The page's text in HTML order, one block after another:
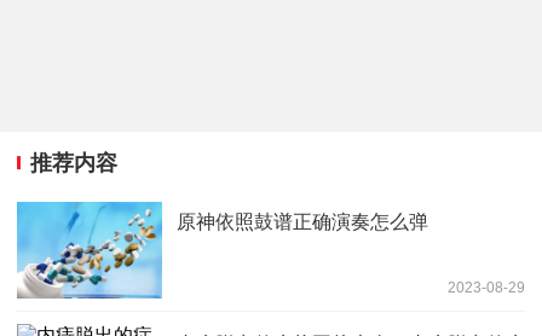
推荐内容
原神依照鼓谱正确演奏怎么弹
2023-08-29